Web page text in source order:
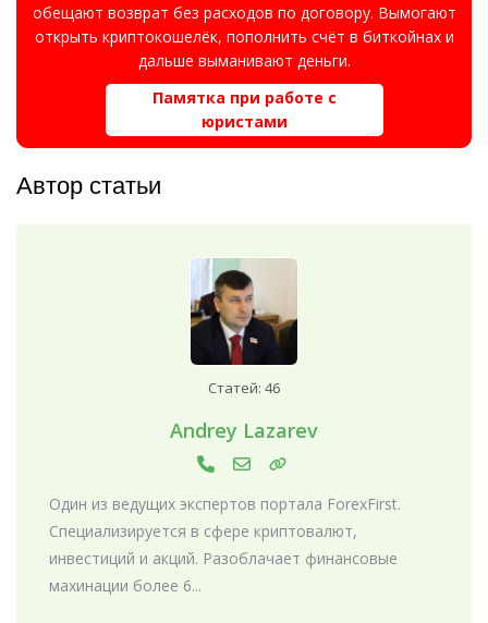
обещают возврат без расходов по договору. Вымогают
открыть криптокошелёк, пополнить счёт в биткойнах и
дальше выманивают деньги.
Памятка при работе с
юристами
Автор статьи
Статей: 46
Andrey Lazarev
Один из ведущих экспертов портала ForexFirst.
Специализируется в сфере криптовалют,
инвестиций и акций. Разоблачает финансовые
махинации более 6...